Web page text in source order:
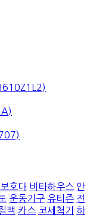
보호대 비타하우스 안
운동기구 유티즌 전
팩 카스 코세척기 하